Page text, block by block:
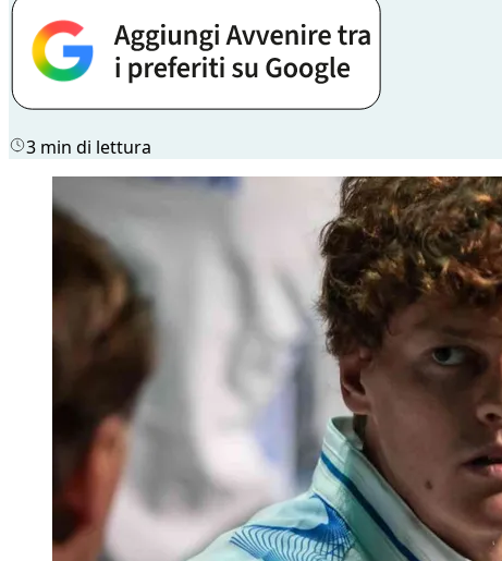
3 min di lettura